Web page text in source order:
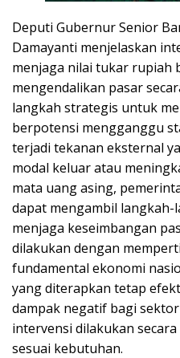
Deputi Gubernur Senior
Damayanti menjelaskan
menjaga nilai tukar rupiah
mengendalikan pasar
langkah strategis untuk
berpotensi mengganggu
terjadi tekanan eksternal
modal keluar atau
mata uang asing,
dapat mengambil
menjaga keseimbangan
dilakukan dengan
fundamental ekonomi
yang diterapkan tetap
dampak negatif bagi
intervensi dilakukan
sesuai kebutuhan.